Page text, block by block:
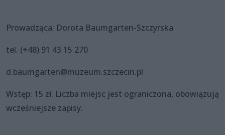
Prowadząca: Dorota Baumgarten-Szczyrska
tel. (+48) 91 43 15 270
d.baumgarten@muzeum.szczecin.pl
Wstęp: 15 zł. Liczba miejsc jest ograniczona, obowiązują
wcześniejsze zapisy.